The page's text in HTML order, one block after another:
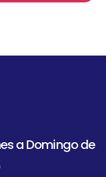
a Domingo de